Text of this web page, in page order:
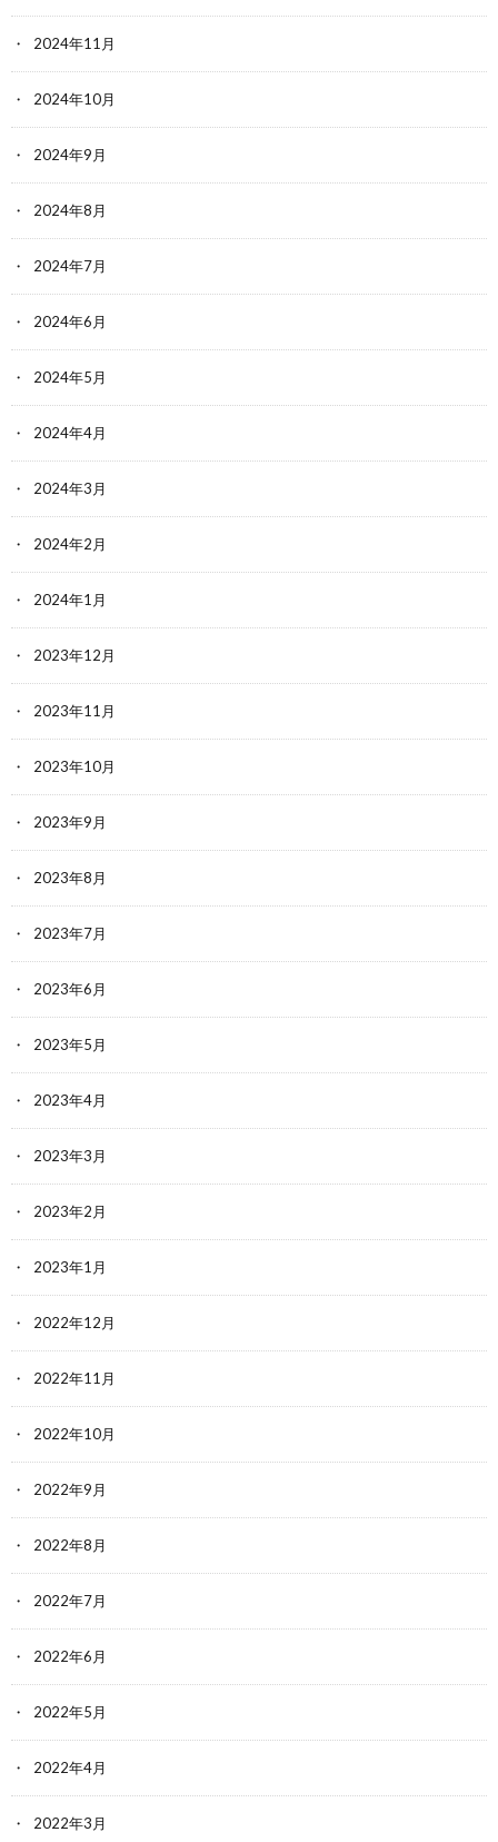
2024年11月
2024年10月
2024年9月
2024年8月
2024年7月
2024年6月
2024年5月
2024年4月
2024年3月
2024年2月
2024年1月
2023年12月
2023年11月
2023年10月
2023年9月
2023年8月
2023年7月
2023年6月
2023年5月
2023年4月
2023年3月
2023年2月
2023年1月
2022年12月
2022年11月
2022年10月
2022年9月
2022年8月
2022年7月
2022年6月
2022年5月
2022年4月
2022年3月